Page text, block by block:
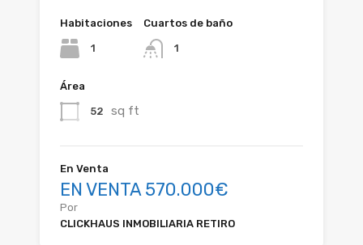
Habitaciones
1
Cuartos de baño
1
Área
52 sq ft
En Venta
EN VENTA 570.000€
Por
CLICKHAUS INMOBILIARIA RETIRO